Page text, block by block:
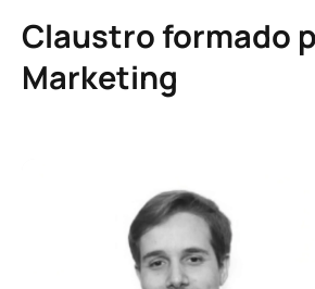
Claustro formado
Marketing